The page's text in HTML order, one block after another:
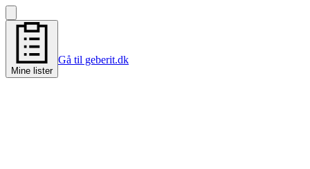
Mine lister
Gå til geberit.dk